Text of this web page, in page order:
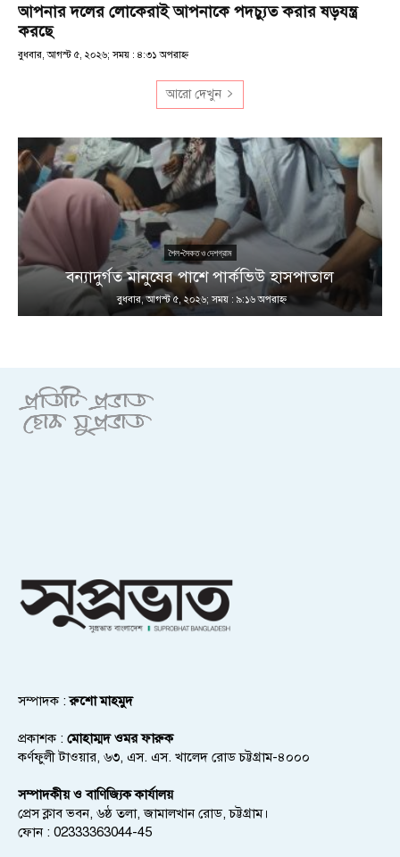
আপনার দলের লোকেরাই আপনাকে পদচ্যুত করার ষড়যন্ত্র
করছে
বুধবার, আগস্ট ৫, ২০২৬; সময় : ৪:৩১ অপরাহ্ণ
আরো দেখুন
শৈল-সৈকত ও দেশগ্রাম
বন্যাদুর্গত মানুষের পাশে পার্কভিউ হাসপাতাল
বুধবার, আগস্ট ৫, ২০২৬; সময় : ৯:১৬ অপরাহ্ণ
সম্পাদক :রুশো মাহমুদ
প্রকাশক : মোহাম্মদ ওমর ফারুক
কর্ণফুলী টাওয়ার, ৬৩, এস. এস. খালেদ রোড চট্টগ্রাম-৪০০০
সম্পাদকীয় ও বাণিজ্যিক কার্যালয়
প্রেস ক্লাব ভবন, ৬ষ্ঠ তলা, জামালখান রোড, চট্টগ্রাম।
ফোন : 02333363044-45